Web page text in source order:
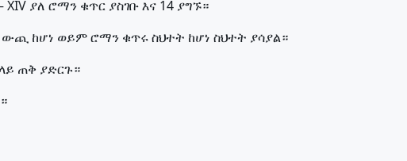
ያለ ሮማን ቁጥር ያስገቡ እና 14 ያግኙ።
ከሆነ ወይም ሮማን ቁጥሩ ስህተት ከሆነ ስህተት ያሳያል።
ጠቅ ያድርጉ።